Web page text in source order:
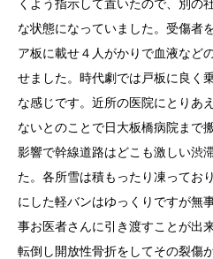
くよう指示して置いたので、別の
な状態になっていました。受傷者
ア板に載せ４人がかりで血液など
せました。時代劇では戸板に良く
な感じです。近所の医院にとりあ
ないとのことで日大板橋病院まで
影響で幹線道路はどこも激しい渋
た。各所雪は積もったり凍ってお
にした軽バンはゆっくりですが無
事お医者さんに引き渡すことが出
転倒し開放性骨折をしてその裂傷